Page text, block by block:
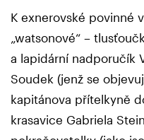
K exnerovské povinné
„watsonové“ –
a lapidární nadporučík
Soudek (jenž se
kapitánova přítelkyně
krasavice Gabriela